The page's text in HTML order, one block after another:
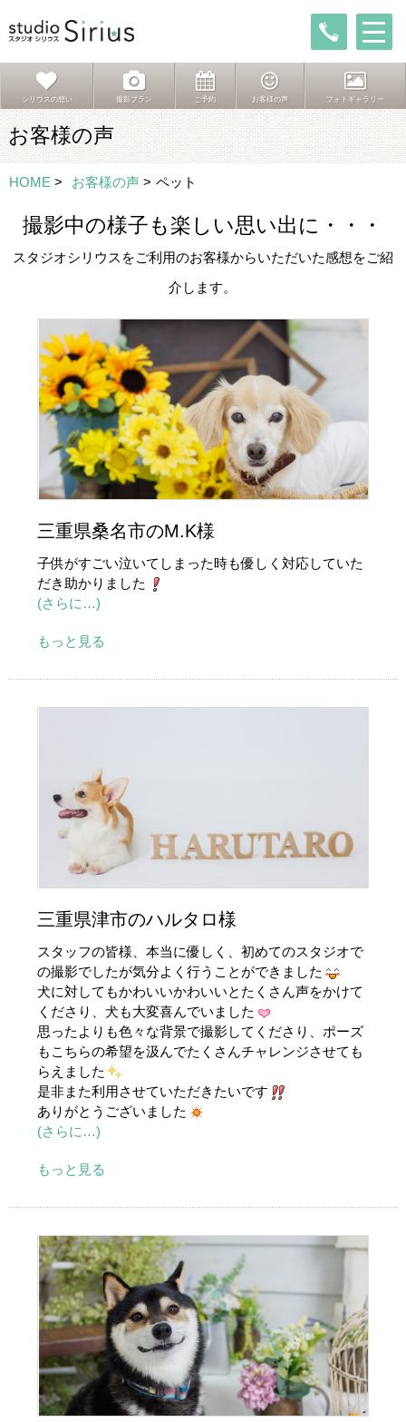
シリウスの想い 撮影プラン ご予約 お客様の声 フォトギャラリー
お客様の声
HOME > お客様の声 > ペット
撮影中の様子も楽しい思い出に・・・
スタジオシリウスをご利用のお客様からいただいた感想をご紹
介します。
三重県桑名市のM.K様
子供がすごい泣いてしまった時も優しく対応していた
だき助かりました
(さらに…)
もっと見る
三重県津市のハルタロ様
スタッフの皆様、本当に優しく、初めてのスタジオで
の撮影でしたが気分よく行うことができました
犬に対してもかわいいかわいいとたくさん声をかけて
くださり、犬も大変喜んでいました
思ったよりも色々な背景で撮影してくださり、ポーズ
もこちらの希望を汲んでたくさんチャレンジさせても
らえました
是非また利用させていただきたいです
ありがとうございました
(さらに…)
もっと見る